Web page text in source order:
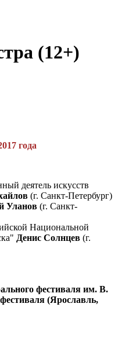
(12+)
года
деятель искусств
(г. Санкт-Петербург)
Уланов (г. Санкт-
Национальной
Денис Солнцев (г.
фестиваля им. В.
(Ярославль,